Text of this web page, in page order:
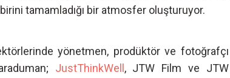
tamamladığı bir atmosfer oluşturuyor.
yönetmen, prodüktör ve fotoğrafçı
JustThinkWell , JTW Film ve JTW